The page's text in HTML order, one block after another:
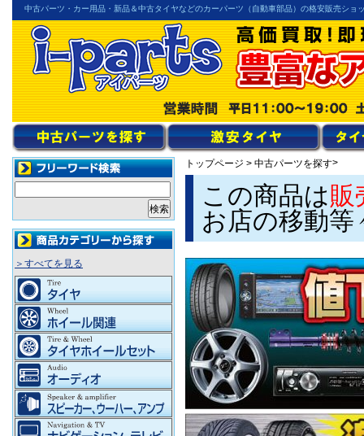
中古パーツ・カー用品・新品＆中古タイヤなどのカーパーツ（自動車部品）の格安販売ショ
トップページ > 中古パーツを探す>
この商品は販
お店の移動
＞すべてを見る